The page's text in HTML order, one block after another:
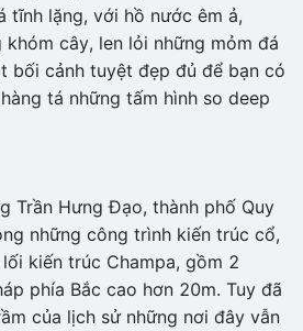
tĩnh lặng, với hồ nước êm ả,
khóm cây, len lỏi những mỏm đá
bối cảnh tuyệt đẹp đủ để bạn có
tá những tấm hình so deep
Trần Hưng Đạo, thành phố Quy
những công trình kiến trúc cổ,
kiến trúc Champa, gồm 2
phía Bắc cao hơn 20m. Tuy đã
của lịch sử những nơi đây vẫn